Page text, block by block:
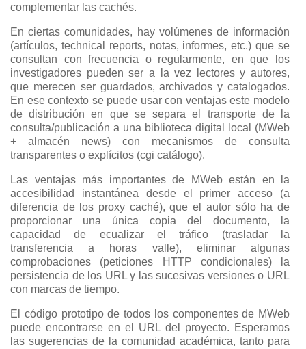
complementar las cachés.
En ciertas comunidades, hay volúmenes de información
(artículos, technical reports, notas, informes, etc.) que se
consultan con frecuencia o regularmente, en que los
investigadores pueden ser a la vez lectores y autores,
que merecen ser guardados, archivados y catalogados.
En ese contexto se puede usar con ventajas este modelo
de distribución en que se separa el transporte de la
consulta/publicación a una biblioteca digital local (MWeb
+ almacén news) con mecanismos de consulta
transparentes o explícitos (cgi catálogo).
Las ventajas más importantes de MWeb están en la
accesibilidad instantánea desde el primer acceso (a
diferencia de los proxy caché), que el autor sólo ha de
proporcionar una única copia del documento, la
capacidad de ecualizar el tráfico (trasladar la
transferencia a horas valle), eliminar algunas
comprobaciones (peticiones HTTP condicionales) la
persistencia de los URL y las sucesivas versiones o URL
con marcas de tiempo.
El código prototipo de todos los componentes de MWeb
puede encontrarse en el URL del proyecto. Esperamos
las sugerencias de la comunidad académica, tanto para